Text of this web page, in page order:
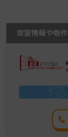
空室情報や物